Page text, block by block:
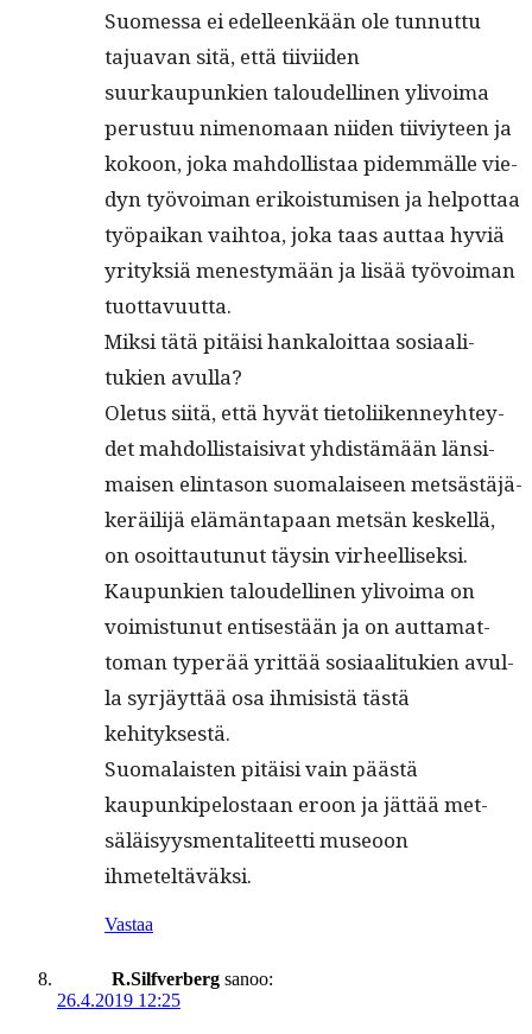
Suomes­sa ei edelleenkään ole tun­nut­tu
tajua­van sitä, että tiivi­iden
suurkaupunkien taloudelli­nen ylivoima
perus­tuu nimeno­maan niiden tiiviy­teen ja
kokoon, joka mah­dol­lis­taa pidem­mälle vie­
dyn työvoiman erikois­tu­misen ja helpot­taa
työ­paikan vai­h­toa, joka taas aut­taa hyviä
yri­tyk­siä men­estymään ja lisää työvoiman
tuottavuutta.
Mik­si tätä pitäisi han­kaloit­taa sosi­aal­i­
tukien avulla?
Ole­tus siitä, että hyvät tietoli­iken­ney­htey­
det mah­dol­lis­taisi­vat yhdis­tämään län­si­
maisen elin­ta­son suo­ma­laiseen met­sästäjä-
keräil­i­jä elämän­ta­paan met­sän keskel­lä,
on osoit­tau­tunut täysin virheel­lisek­si.
Kaupunkien taloudelli­nen ylivoima on
voimis­tunut entis­es­tään ja on aut­ta­mat­
toman type­r­ää yrit­tää sosi­aal­i­tukien avul­
la syr­jäyt­tää osa ihmi­sistä tästä
kehityksestä.
Suo­ma­lais­ten pitäisi vain päästä
kaupunkipelostaan eroon ja jät­tää met­
säläisyys­men­tal­i­teet­ti museoon
ihmeteltäväksi.
Vastaa
R.Silfverberg sanoo:
26.4.2019 12:25